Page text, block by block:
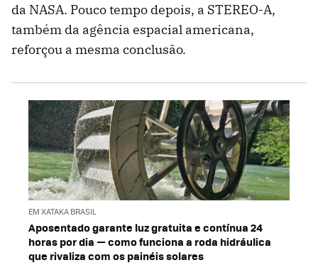
da NASA. Pouco tempo depois, a STEREO-A,
também da agência espacial americana,
reforçou a mesma conclusão.
EM XATAKA BRASIL
Aposentado garante luz gratuita e contínua 24
horas por dia — como funciona a roda hidráulica
que rivaliza com os painéis solares